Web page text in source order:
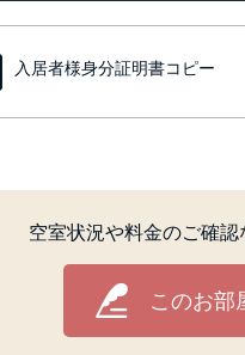
入居者様身分証明書コピー
空室状況や料金のご確
このお部